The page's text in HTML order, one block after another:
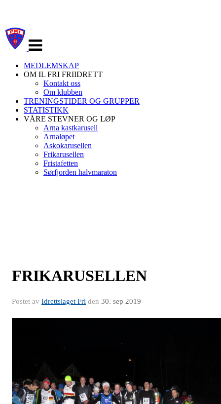
navigasjon
MEDLEMSKAP
OM IL FRI FRIIDRETT
Kontakt oss
Om klubben
TRENINGSTIDER OG GRUPPER
STATISTIKK
VÅRE STEVNER OG LØP
Arna kastkarusell
Arnaløpet
Askokarusellen
Frikarusellen
Fristafetten
Sørfjorden halvmaraton
FRIKARUSELLEN
Postet av Idrettslaget Fri den 30. sep 2019